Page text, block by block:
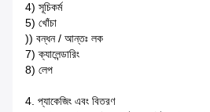
4) সূচিকর্ম
5) খোঁচা
)) বন্ধন / আন্তঃ লক
7) ক্যালেন্ডারিং
8) লেপ
4. প্যাকেজিং এবং বিতরণ